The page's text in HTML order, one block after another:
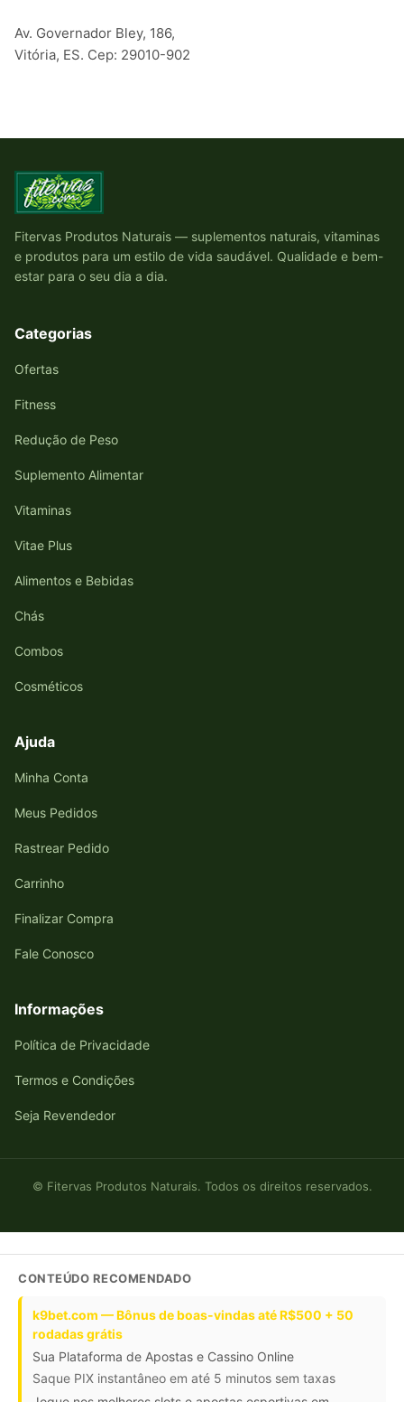
Av. Governador Bley, 186,
Vitória, ES. Cep: 29010-902
Fitervas Produtos Naturais — suplementos naturais, vitaminas
e produtos para um estilo de vida saudável. Qualidade e bem-
estar para o seu dia a dia.
Categorias
Ofertas
Fitness
Redução de Peso
Suplemento Alimentar
Vitaminas
Vitae Plus
Alimentos e Bebidas
Chás
Combos
Cosméticos
Ajuda
Minha Conta
Meus Pedidos
Rastrear Pedido
Carrinho
Finalizar Compra
Fale Conosco
Informações
Política de Privacidade
Termos e Condições
Seja Revendedor
© Fitervas Produtos Naturais. Todos os direitos reservados.
CONTEÚDO RECOMENDADO
k9bet.com — Bônus de boas-vindas até R$500 + 50
rodadas grátis
Sua Plataforma de Apostas e Cassino Online
Saque PIX instantâneo em até 5 minutos sem taxas